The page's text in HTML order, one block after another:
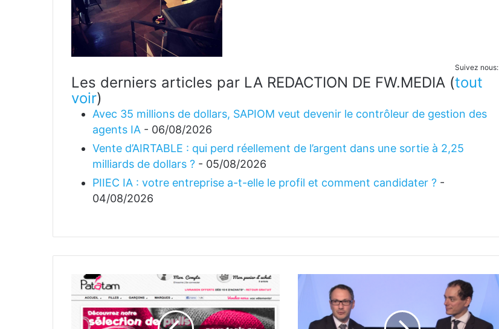
Suivez nous:
Les derniers articles par LA REDACTION DE FW.MEDIA (tout
voir)
Avec 35 millions de dollars, SAPIOM veut devenir le contrôleur de gestion des
agents IA - 06/08/2026
Vente d’AIRTABLE : qui perd réellement de l’argent dans une sortie à 2,25
milliards de dollars ? - 05/08/2026
PIIEC IA : votre entreprise a-t-elle le profil et comment candidater ? -
04/08/2026